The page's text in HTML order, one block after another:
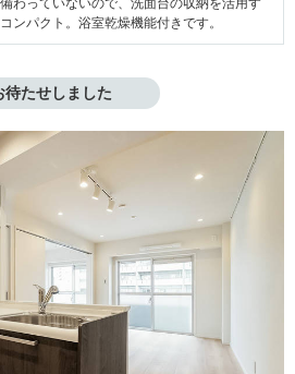
わっていないので、洗面台の収納を活用す
ンパクト。浴室乾燥機能付きです。
待たせしました